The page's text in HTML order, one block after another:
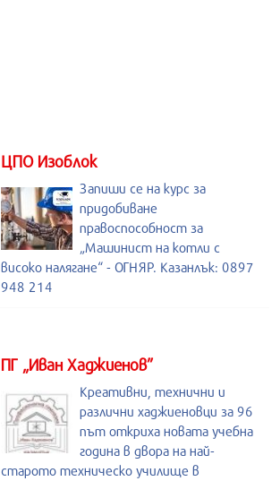
ЦПО Изоблок
Запиши се на курс за
придобиване
правоспособност за
„Машинист на котли с
високо налягане“ - ОГНЯР. Казанлък: 0897
948 214
ПГ „Иван Хаджиенов”
Креативни, технични и
различни хаджиеновци за 96
път откриха новата учебна
година в двора на най-
старото техническо училище в